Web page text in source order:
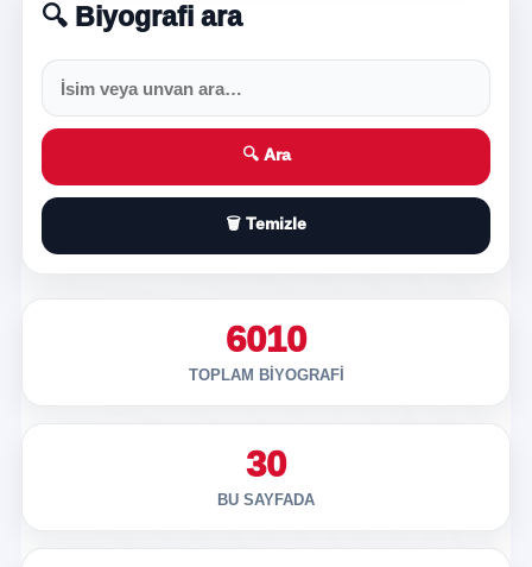
🔍 Biyografi ara
🔍 Ara
🗑️ Temizle
6010
TOPLAM BIYOGRAFI
30
BU SAYFADA